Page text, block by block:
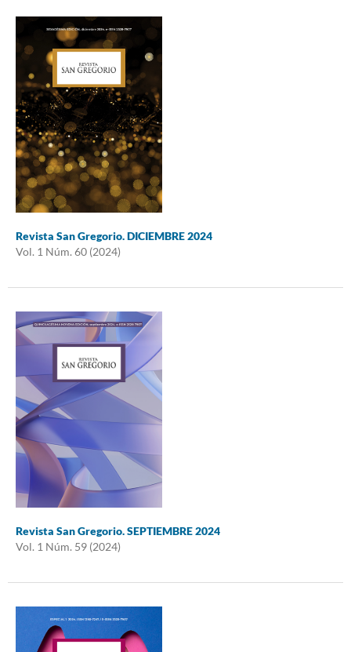
Revista San Gregorio. DICIEMBRE 2024
Vol. 1 Núm. 60 (2024)
Revista San Gregorio. SEPTIEMBRE 2024
Vol. 1 Núm. 59 (2024)